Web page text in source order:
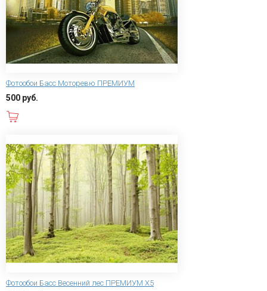
Фотообои Басс Моторевю ПРЕМИУМ
500 руб.
Фотообои Басс Весенний лес ПРЕМИУМ Х5